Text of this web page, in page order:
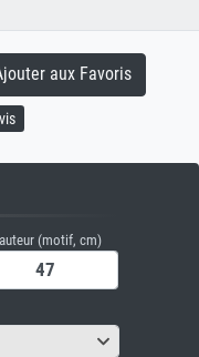
aux Favoris
(motif, cm)